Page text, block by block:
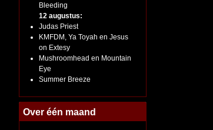
Bleeding
12 augustus:
Judas Priest
KMFDM, Ya Toyah en Jesus
on Extesy
Mushroomhead en Mountain
Eye
Summer Breeze
Over één maand